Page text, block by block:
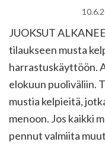
JUOKSUT
tilaukseen musta
harrastuskäyttöön.
elokuun puoliväliin.
mustia kelpieitä,
menoon. Jos kaikki
pennut valmiita